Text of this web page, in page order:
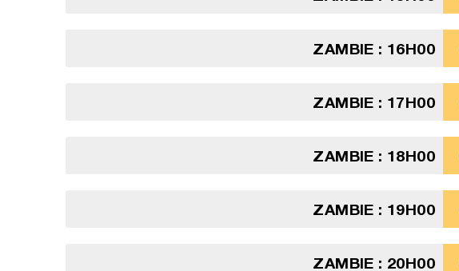
ZAMBIE : 16H00
ZAMBIE : 17H00
ZAMBIE : 18H00
ZAMBIE : 19H00
ZAMBIE : 20H00